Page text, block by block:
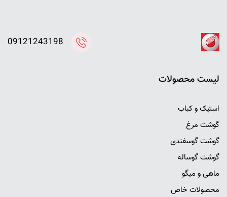
ليست محصولات
استیک و کباب
گوشت مرغ
گوشت گوسفندی
گوشت گوساله
ماهی و میگو
محصولات خاص